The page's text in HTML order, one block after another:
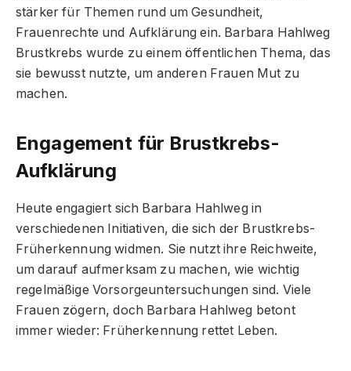
stärker für Themen rund um Gesundheit,
Frauenrechte und Aufklärung ein. Barbara Hahlweg
Brustkrebs wurde zu einem öffentlichen Thema, das
sie bewusst nutzte, um anderen Frauen Mut zu
machen.
Engagement für Brustkrebs-
Aufklärung
Heute engagiert sich Barbara Hahlweg in
verschiedenen Initiativen, die sich der Brustkrebs-
Früherkennung widmen. Sie nutzt ihre Reichweite,
um darauf aufmerksam zu machen, wie wichtig
regelmäßige Vorsorgeuntersuchungen sind. Viele
Frauen zögern, doch Barbara Hahlweg betont
immer wieder: Früherkennung rettet Leben.